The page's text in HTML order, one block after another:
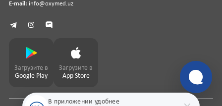
В приложении удобнее
E-mail: info@oxymed.uz
Загрузите в
Google Play
Загрузите в
App Store